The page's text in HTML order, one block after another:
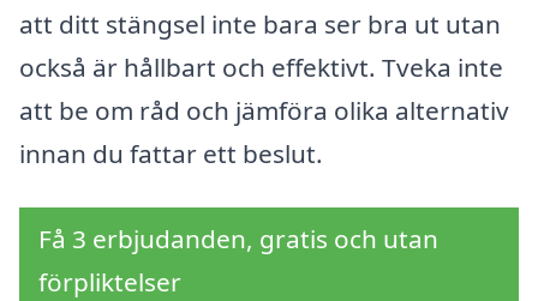
att ditt stängsel inte bara ser bra ut utan
också är hållbart och effektivt. Tveka inte
att be om råd och jämföra olika alternativ
innan du fattar ett beslut.
Få 3 erbjudanden, gratis och utan
förpliktelser